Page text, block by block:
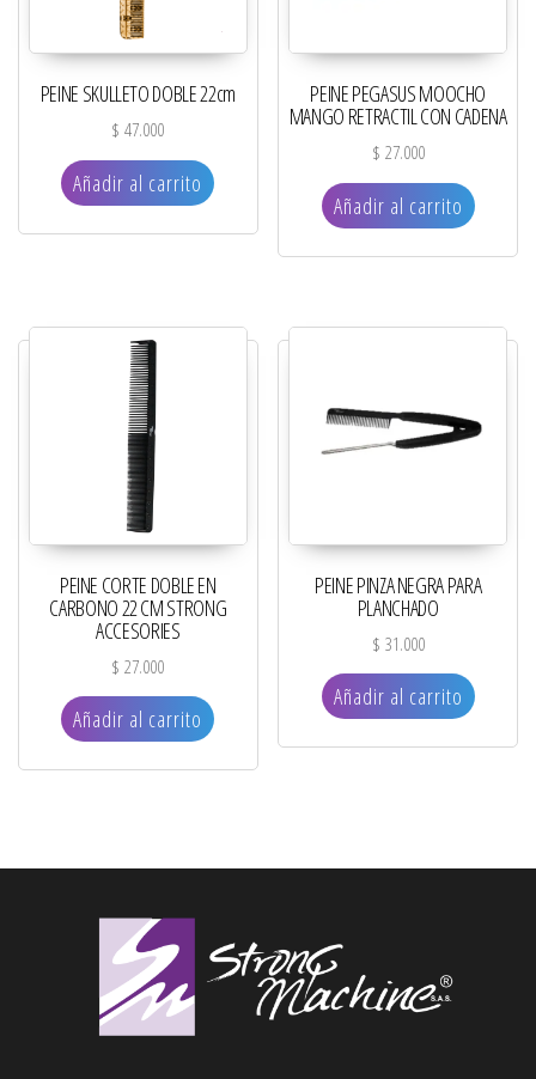
PEINE SKULLETO DOBLE 22cm
$ 47.000
Añadir al carrito
PEINE PEGASUS MOOCHO
MANGO RETRACTIL CON CADENA
$ 27.000
Añadir al carrito
PEINE CORTE DOBLE EN
CARBONO 22 CM STRONG
ACCESORIES
$ 27.000
Añadir al carrito
PEINE PINZA NEGRA PARA
PLANCHADO
$ 31.000
Añadir al carrito